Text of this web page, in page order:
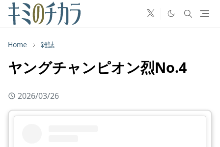
Home 雑誌
ヤングチャンピオン烈No.4
2026/03/26